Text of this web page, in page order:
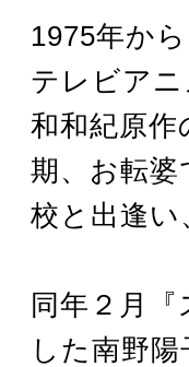
1975年か
テレビア
和和紀原作
期、お転
校と出逢
同年２月
した南野